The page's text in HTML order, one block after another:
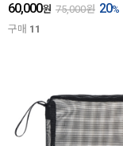
60,000원 75,000원 20%
구매 11